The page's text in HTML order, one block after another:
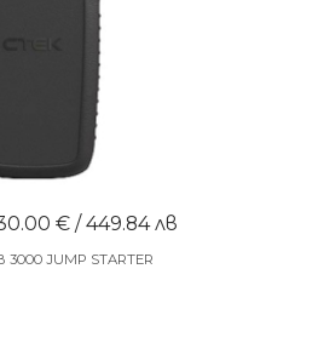
€ / 449.84 лв
3000 JUMP STARTER